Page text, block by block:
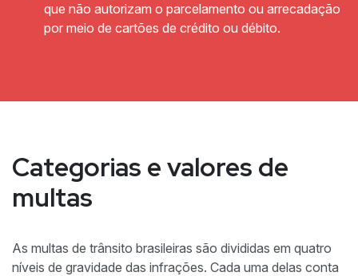
que não autorizam o parcelamento ou arrecadação
por meio de cartões de crédito ou débito.
Categorias e valores de
multas
As multas de trânsito brasileiras são divididas em quatro
níveis de gravidade das infrações. Cada uma delas conta